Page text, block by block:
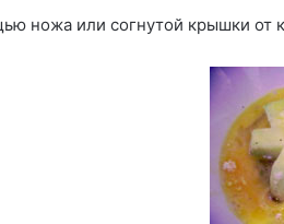
ножа или согнутой крышки от